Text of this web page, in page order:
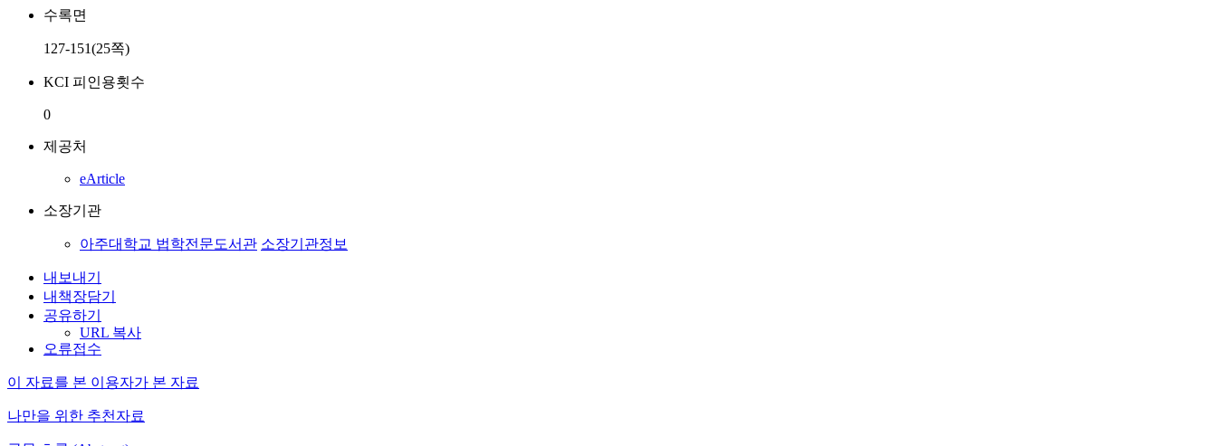
수록면
127-151(25쪽)
KCI 피인용횟수
0
제공처
eArticle
소장기관
아주대학교 법학전문도서관 소장기관정보
내보내기
내책장담기
공유하기
URL 복사
오류접수
이 자료를 본 이용자가 본 자료
나만을 위한 추천자료